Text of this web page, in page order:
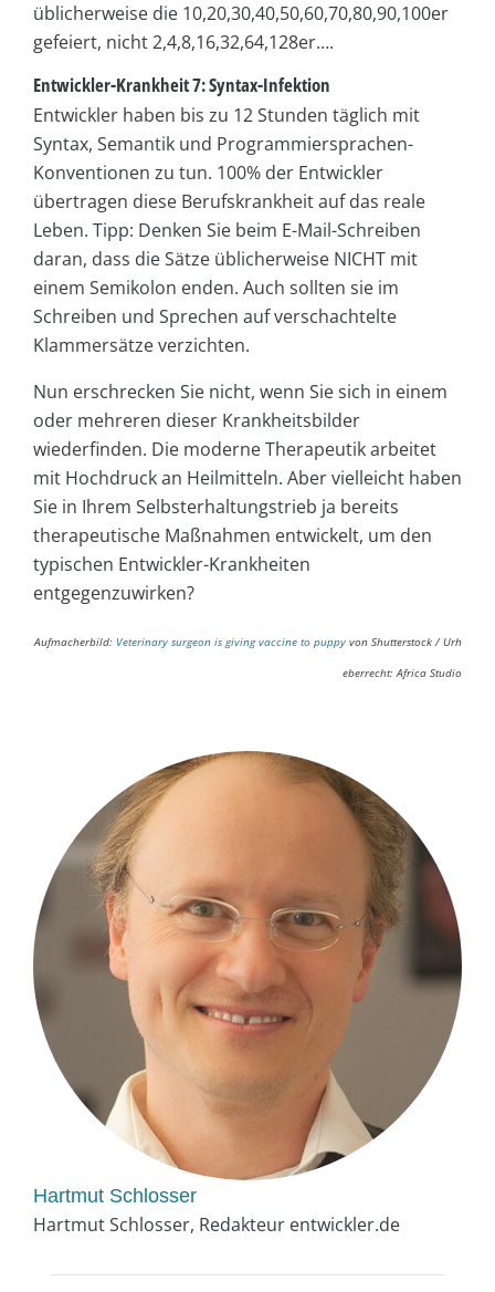
üblicherweise die 10,20,30,40,50,60,70,80,90,100er
gefeiert, nicht 2,4,8,16,32,64,128er….
Entwickler-Krankheit 7: Syntax-Infektion
Entwickler haben bis zu 12 Stunden täglich mit
Syntax, Semantik und Programmiersprachen-
Konventionen zu tun. 100% der Entwickler
übertragen diese Berufskrankheit auf das reale
Leben. Tipp: Denken Sie beim E-Mail-Schreiben
daran, dass die Sätze üblicherweise NICHT mit
einem Semikolon enden. Auch sollten sie im
Schreiben und Sprechen auf verschachtelte
Klammersätze verzichten.
Nun erschrecken Sie nicht, wenn Sie sich in einem
oder mehreren dieser Krankheitsbilder
wiederfinden. Die moderne Therapeutik arbeitet
mit Hochdruck an Heilmitteln. Aber vielleicht haben
Sie in Ihrem Selbsterhaltungstrieb ja bereits
therapeutische Maßnahmen entwickelt, um den
typischen Entwickler-Krankheiten
entgegenzuwirken?
Aufmacherbild: Veterinary surgeon is giving vaccine to puppy von Shutterstock / Urh
eberrecht: Africa Studio
Hartmut Schlosser
Hartmut Schlosser, Redakteur entwickler.de